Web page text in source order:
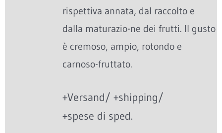
rispettiva annata, dal raccolto e
dalla maturazio-ne dei frutti. Il gusto
è cremoso, ampio, rotondo e
carnoso-fruttato.
+Versand/ +shipping/
+spese di sped.